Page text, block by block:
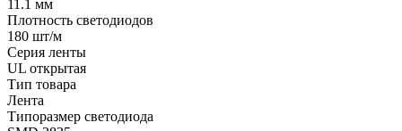
11.1 мм
Плотность светодиодов
180 шт/м
Серия ленты
UL открытая
Тип товара
Лента
Типоразмер светодиода